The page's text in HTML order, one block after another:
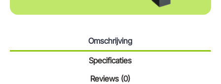
Omschrijving
Specificaties
Reviews (0)